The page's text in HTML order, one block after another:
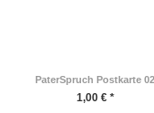
PaterSpruch Postkarte 02
1,00 € *